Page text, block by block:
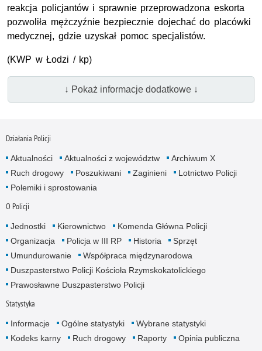
reakcja policjantów i sprawnie przeprowadzona eskorta
pozwoliła mężczyźnie bezpiecznie dojechać do placówki
medycznej, gdzie uzyskał pomoc specjalistów.
(KWP w Łodzi / kp)
↓ Pokaż informacje dodatkowe ↓
Działania Policji
Aktualności Aktualności z województw
Archiwum X
Ruch drogowy
Poszukiwani Zaginieni
Lotnictwo Policji
Polemiki i sprostowania
O Policji
Jednostki Kierownictwo
Komenda Główna Policji
Organizacja
Policja w III RP Historia
Sprzęt
Umundurowanie
Współpraca międzynarodowa
Duszpasterstwo Policji Kościoła Rzymskokatolickiego
Prawosławne Duszpasterstwo Policji
Statystyka
Informacje Ogólne statystyki
Wybrane statystyki
Kodeks karny
Ruch drogowy Raporty Opinia publiczna